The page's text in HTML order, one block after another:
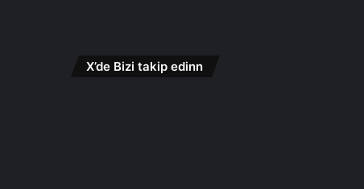
X’de Bizi takip edinn